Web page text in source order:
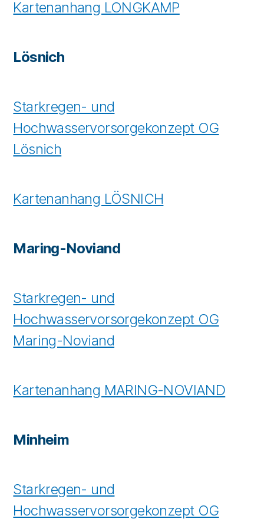
Kartenanhang LONGKAMP
Lösnich
Starkregen- und
Hochwasservorsorgekonzept OG
Lösnich
Kartenanhang LÖSNICH
Maring-Noviand
Starkregen- und
Hochwasservorsorgekonzept OG
Maring-Noviand
Kartenanhang MARING-NOVIAND
Minheim
Starkregen- und
Hochwasservorsorgekonzept OG